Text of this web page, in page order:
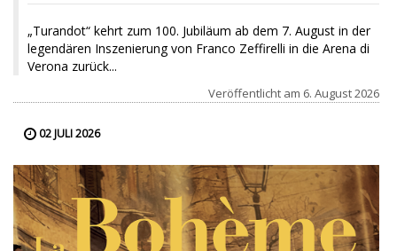
„Turandot“ kehrt zum 100. Jubiläum ab dem 7. August in der
legendären Inszenierung von Franco Zeffirelli in die Arena di
Verona zurück...
Veröffentlicht am 6. August 2026
02 JULI 2026